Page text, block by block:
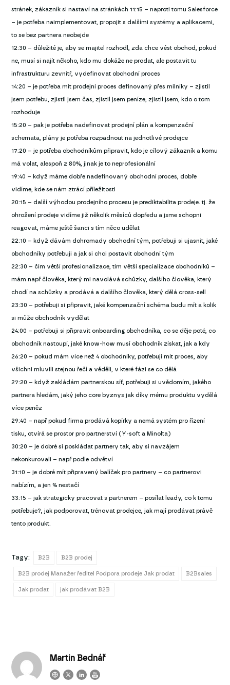
stránek, zákazník si nastaví na stránkách 11:15 – naproti tomu Salesforce
– je potřeba naimplementovat, propojit s dalšími systémy a aplikacemi,
to se bez partnera neobejde
12:30 – důležité je, aby se majitel rozhodl, zda chce vést obchod, pokud
ne, musí si najít někoho, kdo mu dokáže ne prodat, ale postavit tu
infrastrukturu zevnitř, vydefinovat obchodní proces
14:20 – je potřeba mít prodejní proces definovaný přes milníky – zjistil
jsem potřebu, zjistil jsem čas, zjistil jsem peníze, zjistil jsem, kdo o tom
rozhoduje
15:20 – pak je potřeba nadefinovat prodejní plán a kompenzační
schemata, plány je potřeba rozpadnout na jednotlivé prodejce
17:20 – je potřeba obchodníkům připravit, kdo je cílový zákazník a komu
má volat, alespoň z 80%, jinak je to neprofesionální
19:40 – když máme dobře nadefinovaný obchodní proces, dobře
vidíme, kde se nám ztrácí příležitosti
20:15 – další výhodou prodejního procesu je prediktabilita prodeje. tj. že
ohrožení prodeje vidíme již několik měsíců dopředu a jsme schopni
reagovat, máme ještě šanci s tím něco udělat
22:10 – když dávám dohromady obchodní tým, potřebuji si ujasnit, jaké
obchodníky potřebuji a jak si chci postavit obchodní tým
22:30 – čím větší profesionalizace, tím větší specializace obchodníků –
mám např člověka, který mi navolává schůzky, dalšího člověka, který
chodí na schůzky a prodává a dalšího člověka, který dělá cross-sell
23:30 – potřebuji si připravit, jaké kompenzační schéma budu mít a kolik
si může obchodník vydělat
24:00 – potřebuji si připravit onboarding obchodníka, co se děje poté, co
obchodník nastoupí, jaké know-how musí obchodník získat, jak a kdy
26:20 – pokud mám více než 4 obchodníky, potřebuji mít proces, aby
všichni mluvili stejnou řečí a věděli, v které fázi se co dělá
27:20 – když zakládám partnerskou síť, potřebuji si uvědomím, jakého
partnera hledám, jaký jeho core byznys jak díky mému produktu vydělá
více peněz
29:40 – např pokud firma prodává kopírky a nemá systém pro řízení
tisku, otvírá se prostor pro partnerství (Y-soft a Minolta)
30:20 – je dobré si poskládat partnery tak, aby si navzájem
nekonkurovali – např podle odvětví
31:10 – je dobré mít připravený balíček pro partnery – co partnerovi
nabízím, a jen % nestačí
33:15 – jak strategicky pracovat s partnerem – posílat leady, co k tomu
potřebuje?, jak podporovat, trénovat prodejce, jak mají prodávat právě
tento produkt.
Tagy: B2B B2B prodej
B2B prodej Manažer ředitel Podpora prodeje Jak prodat B2Bsales
Jak prodat jak prodávat B2B
Martin Bednář